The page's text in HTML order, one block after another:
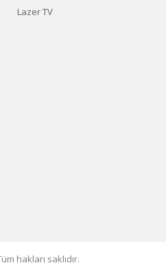
Lazer TV
hakları saklıdır.